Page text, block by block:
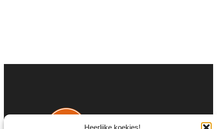
Heerlijke koekjes!